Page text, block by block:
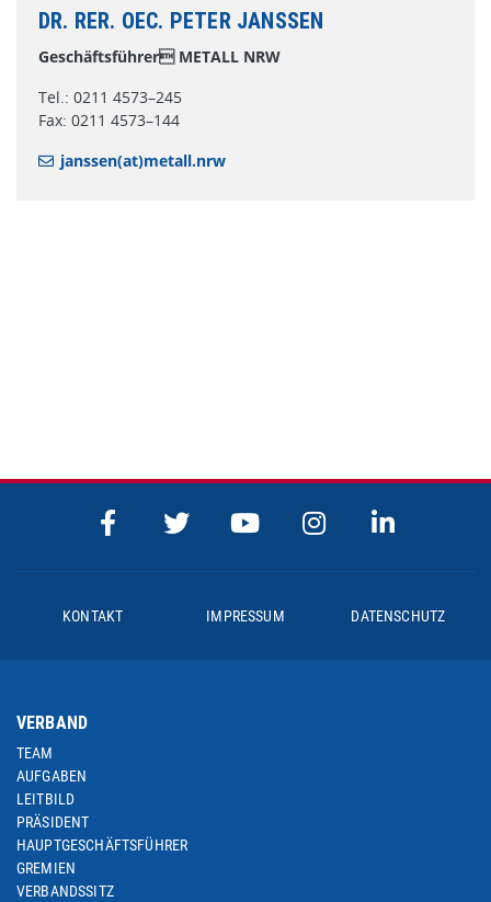
DR. RER. OEC. PETER JANSSEN
Geschäftsführer METALL NRW
Tel.: 0211 4573–245
Fax: 0211 4573–144
janssen(at)metall.nrw
KONTAKT IMPRESSUM DATENSCHUTZ
VERBAND
TEAM
AUFGABEN
LEITBILD
PRÄSIDENT
HAUPTGESCHÄFTSFÜHRER
GREMIEN
VERBANDSSITZ